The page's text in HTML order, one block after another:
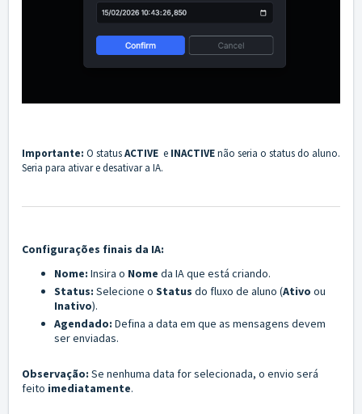
Importante: O statusACTIVE e INACTIVEnão seria o status do aluno.
Seria para ativar e desativar a IA.
Configurações finais da IA:
Nome: Insira o Nome da IA que está criando.
Status: Selecione o Status do fluxo de aluno (Ativo ou
Inativo).
Agendado: Defina a data em que as mensagens devem
ser enviadas.
Observação: Se nenhuma data for selecionada, o envio será
feito imediatamente.